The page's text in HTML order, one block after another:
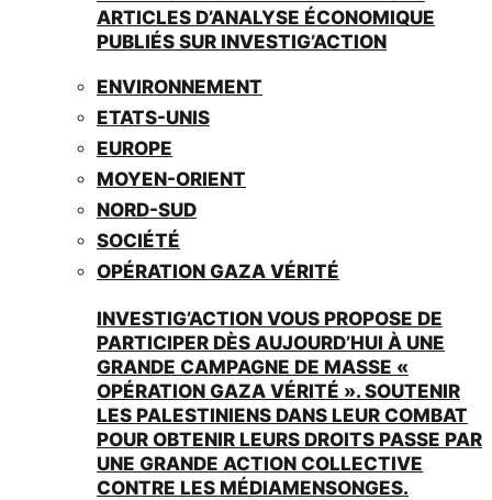
ARTICLES D’ANALYSE ÉCONOMIQUE
PUBLIÉS SUR INVESTIG’ACTION
ENVIRONNEMENT
ETATS-UNIS
EUROPE
MOYEN-ORIENT
NORD-SUD
SOCIÉTÉ
OPÉRATION GAZA VÉRITÉ
INVESTIG’ACTION VOUS PROPOSE DE
PARTICIPER DÈS AUJOURD’HUI À UNE
GRANDE CAMPAGNE DE MASSE «
OPÉRATION GAZA VÉRITÉ ». SOUTENIR
LES PALESTINIENS DANS LEUR COMBAT
POUR OBTENIR LEURS DROITS PASSE PAR
UNE GRANDE ACTION COLLECTIVE
CONTRE LES MÉDIAMENSONGES.